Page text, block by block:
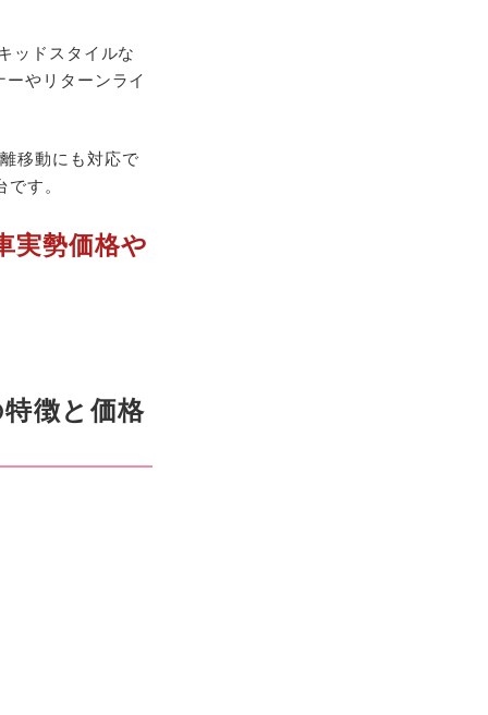
ッドスタイルな
やリターンライ
移動にも対応で
す。
勢価格や
徴と価格